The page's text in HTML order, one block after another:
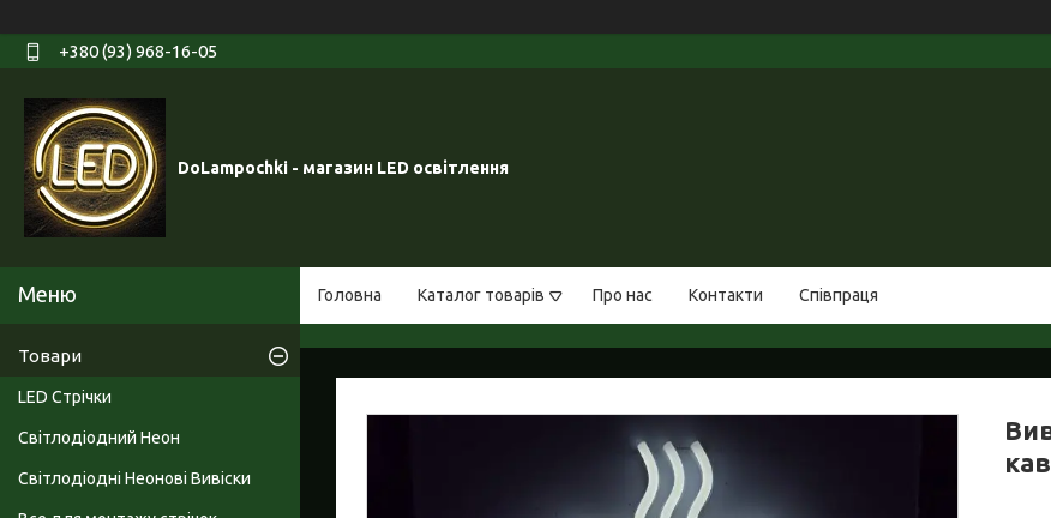
+380 (93) 968-16-05
DoLampochki - магазин LED освітлення
Головна Каталог товарів Про нас Контакти Співпраця
Товари
LED Стрічки
Світлодіодний Неон
Світлодіодні Неонові Вивіски